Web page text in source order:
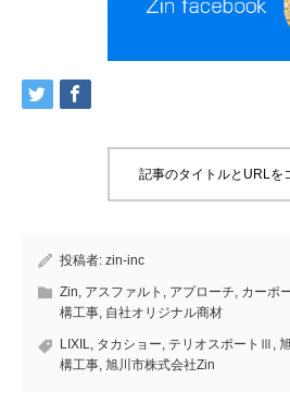
記事のタイトルとURLを
投稿者: zin-inc
Zin, アスファルト , アプローチ, カーポ
構工事, 自社オリジナル商材
LIXIL, タカショー, テリオスポートⅢ ,
構工事, 旭川市株式会社Zin